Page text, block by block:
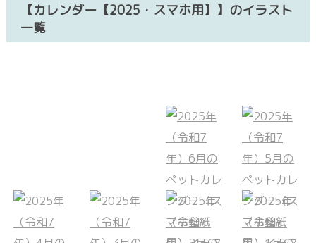
【カレンダー【2025・スマホ用】】のイラスト
一覧